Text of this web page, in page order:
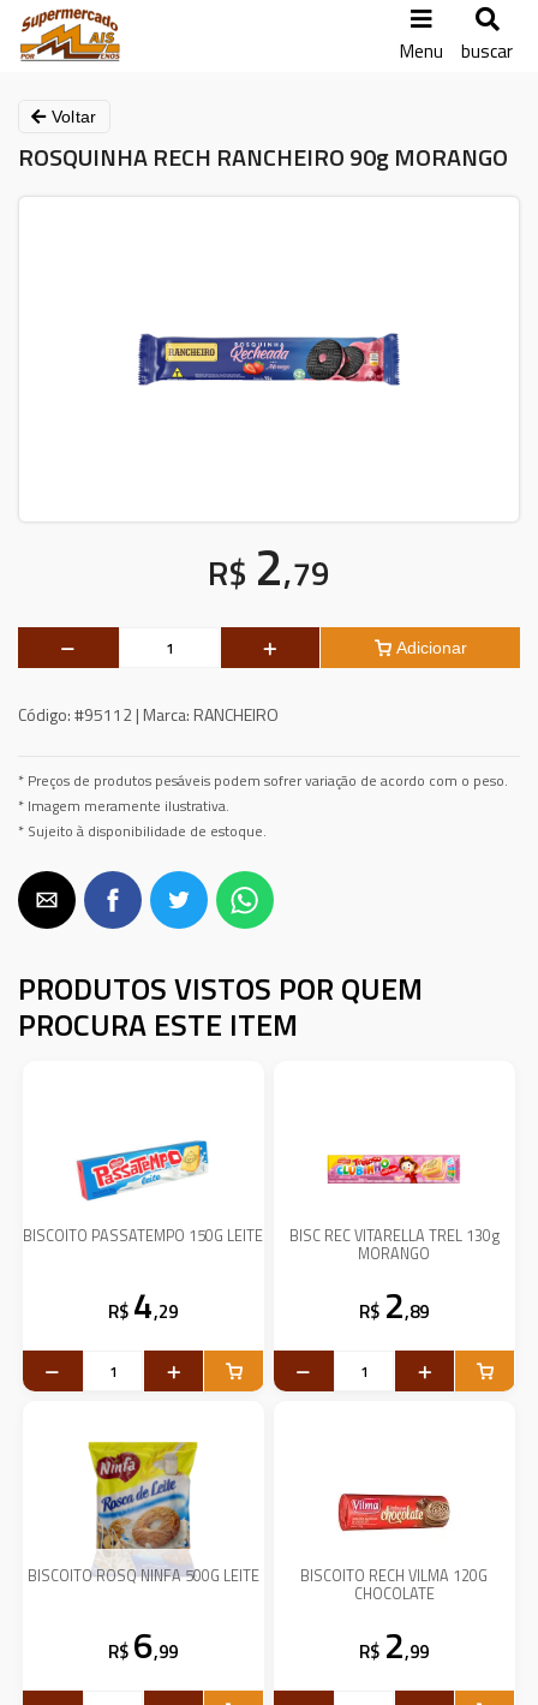
Menu buscar
Voltar
ROSQUINHA RECH RANCHEIRO 90g MORANGO
R$ 2,79
Adicionar
Código:#95112 | Marca: RANCHEIRO
* Preços de produtos pesáveis podem sofrer variação de acordo com o peso.
* Imagem meramente ilustrativa.
* Sujeito à disponibilidade de estoque.
PRODUTOS VISTOS POR QUEM
PROCURA ESTE ITEM
BISCOITO PASSATEMPO 150G LEITE
R$ 4,29
BISC REC VITARELLA TREL 130g
MORANGO
R$ 2,89
BISCOITO ROSQ NINFA 500G LEITE
R$ 6,99
BISCOITO RECH VILMA 120G
CHOCOLATE
R$ 2,99